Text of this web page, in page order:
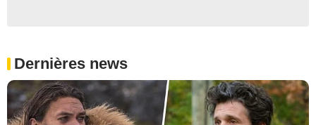
Dernières news